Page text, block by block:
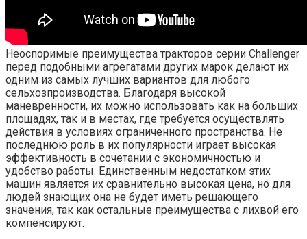
Неоспоримые преимущества тракторов серии Challenger
перед подобными агрегатами других марок делают их
одним из самых лучших вариантов для любого
сельхозпроизводства. Благодаря высокой
маневренности, их можно использовать как на больших
площадях, так и в местах, где требуется осуществлять
действия в условиях ограниченного пространства. Не
последнюю роль в их популярности играет высокая
эффективность в сочетании с экономичностью и
удобство работы. Единственным недостатком этих
машин является их сравнительно высокая цена, но для
людей знающих она не будет иметь решающего
значения, так как остальные преимущества с лихвой его
компенсируют.